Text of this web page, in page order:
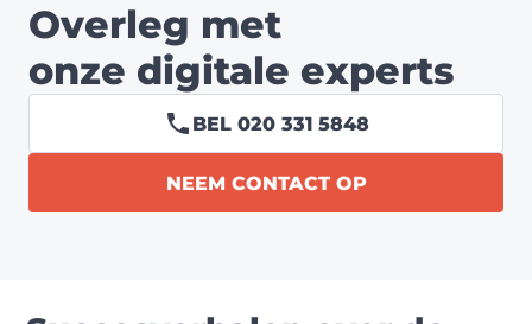
Overleg met
onze digitale experts
BEL 020 331 5848
NEEM CONTACT OP